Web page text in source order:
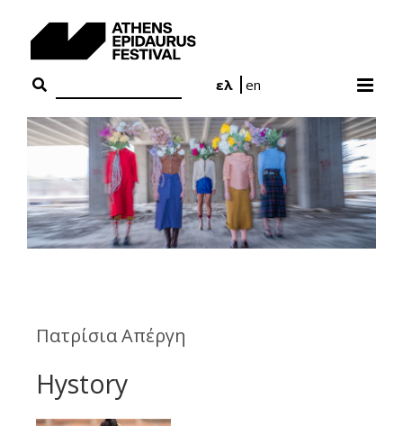
ελ
en
Πατρίσια Απέργη
Hystory